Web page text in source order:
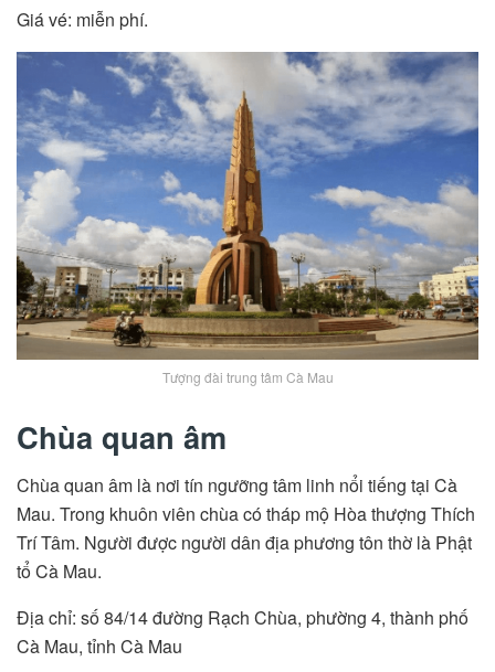
Giá vé: miễn phí.
Tượng đài trung tâm Cà Mau
Chùa quan âm
Chùa quan âm là nơi tín ngưỡng tâm linh nổi tiếng tại Cà
Mau. Trong khuôn viên chùa có tháp mộ Hòa thượng Thích
Trí Tâm. Người được người dân địa phương tôn thờ là Phật
tổ Cà Mau.
Địa chỉ: số 84/14 đường Rạch Chùa, phường 4, thành phố
Cà Mau, tỉnh Cà Mau